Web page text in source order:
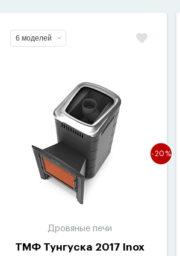
6 моделей
-20%
Дровяные печи
ТМФ Тунгуска 2017 Inox